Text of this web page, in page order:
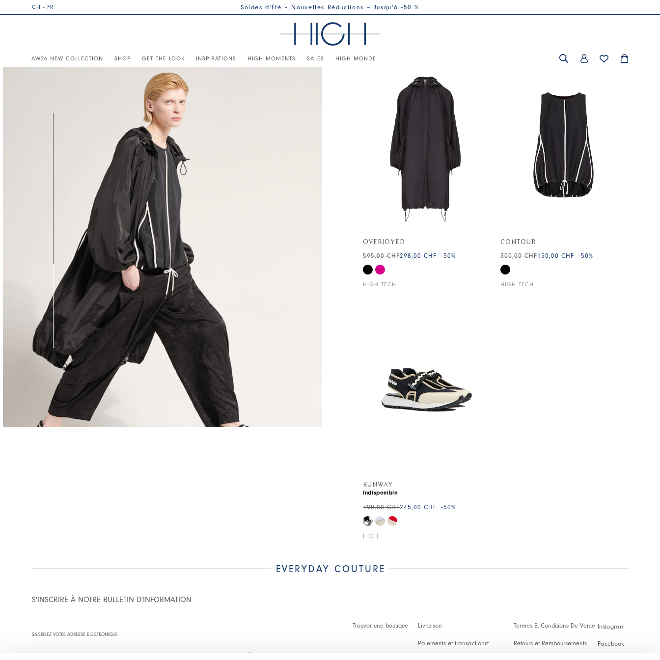
CH - FR Soldes d'Été – Nouvelles Réductions – Jusqu'à -50 %
AW26 NEW COLLECTION SHOP GET THE LOOK INSPIRATIONS HIGH MOMENTS SALES HIGH MONDE
OVERJOYED
HIGH TECH
595,00 CHF298,00 CHF -50%
CONTOUR
HIGH TECH
300,00 CHF150,00 CHF -50%
RUNWAY
HIGH
490,00 CHF245,00 CHF -50%
Indisponible
EVERYDAY COUTURE
S'INSCRIRE À NOTRE BULLETIN D'INFORMATION
Trouver une boutique Livraison
Paiements et transactionst
Termes Et Conditions De Vente
Retours et Remboursements
Instagram
Facebook